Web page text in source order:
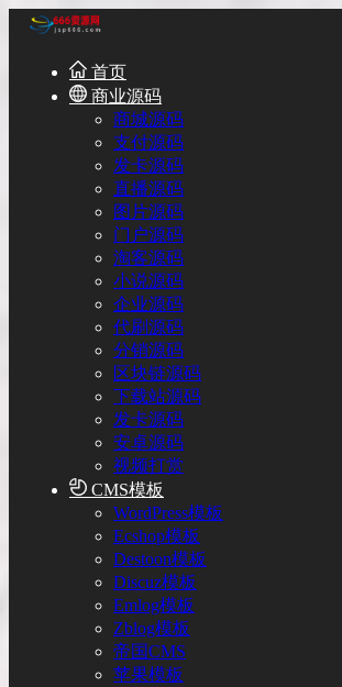
首页
商业源码
商城源码
支付源码
发卡源码
直播源码
图片源码
门户源码
淘客源码
小说源码
企业源码
代刷源码
分销源码
区块链源码
下载站源码
发卡源码
安卓源码
视频打赏
CMS模板
WordPress模板
Ecshop模板
Destoon模板
Discuz模板
Emlog模板
Zblog模板
帝国CMS
苹果模板